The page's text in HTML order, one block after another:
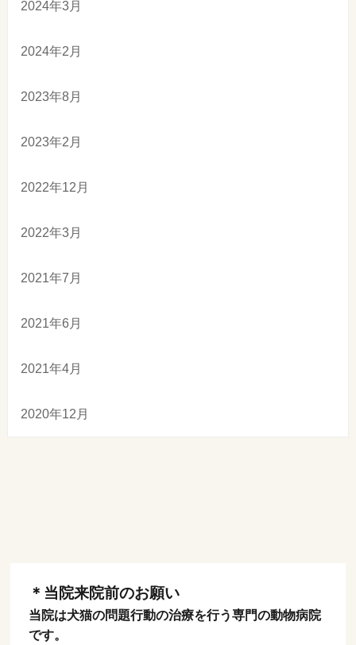
2024年3月
2024年2月
2023年8月
2023年2月
2022年12月
2022年3月
2021年7月
2021年6月
2021年4月
2020年12月
＊当院来院前のお願い
当院は犬猫の問題行動の治療を行う専門の動物病院
です。